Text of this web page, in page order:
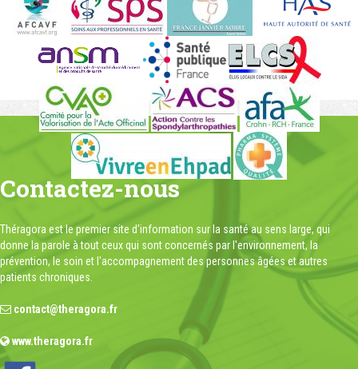
Contactez-nous
Théragora est le premier site d'information sur la santé au sens large, qui
donne la parole à tout ceux qui sont concernés par l'environnement, la
prévention, le soin et l'accompagnement des personnes âgées et autres
patients chroniques.
contact@theragora.fr
www.theragora.fr